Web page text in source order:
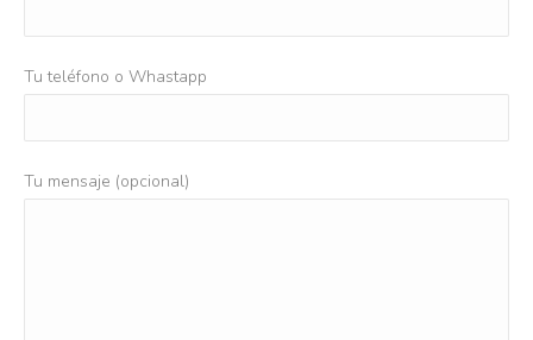
Tu teléfono o Whastapp
Tu mensaje (opcional)